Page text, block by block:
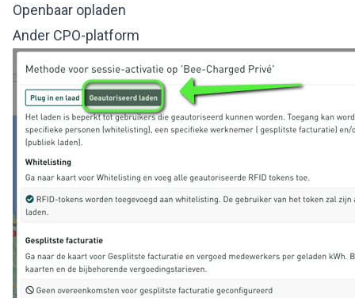
Openbaar opladen
Ander CPO-platform